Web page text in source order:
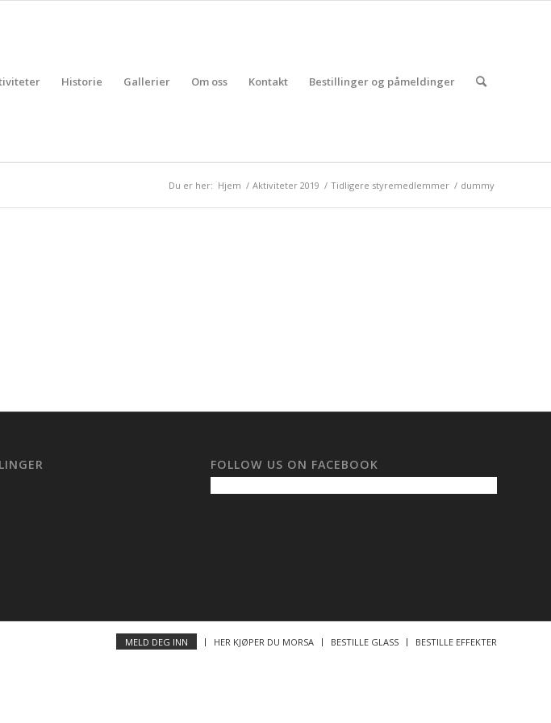
Historie Gallerier Om oss Kontakt Bestillinger og påmeldinger
Du er her: Hjem / Aktiviteter 2019 / Tidligere styremedlemmer / dummy
FOLLOW US ON FACEBOOK
MELD DEG INN HER KJØPER DU MORSA BESTILLE GLASS BESTILLE EFFEKTER